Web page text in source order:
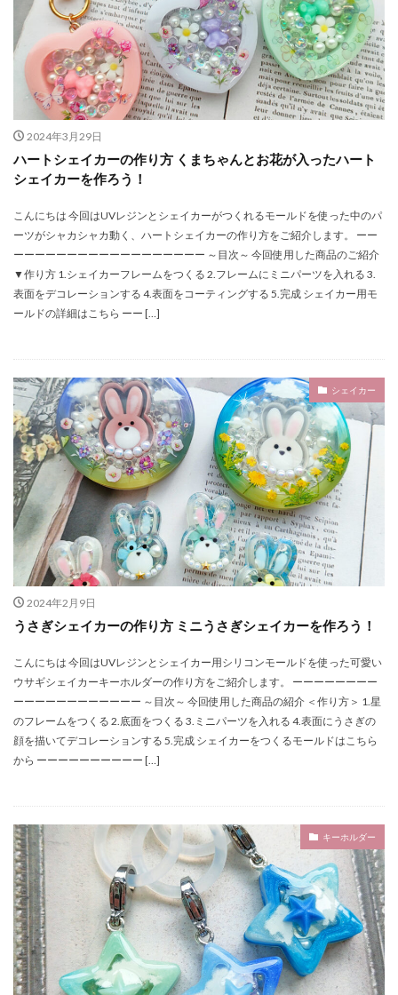
2024年3月29日
ハートシェイカーの作り方 くまちゃんとお花が入ったハート
シェイカーを作ろう！
こんにちは 今回はUVレジンとシェイカーがつくれるモールドを使った中のパ
ーツがシャカシャカ動く、ハートシェイカーの作り方をご紹介します。 ーー
ーーーーーーーーーーーーーーーーーー ～目次～ 今回使用した商品のご紹介
▼作り方 1.シェイカーフレームをつくる 2.フレームにミニパーツを入れる 3.
表面をデコレーションする 4.表面をコーティングする 5.完成 シェイカー用モ
ールドの詳細はこちら ーー […]
シェイカー
2024年2月9日
うさぎシェイカーの作り方 ミニうさぎシェイカーを作ろう！
こんにちは 今回はUVレジンとシェイカー用シリコンモールドを使った可愛い
ウサギシェイカーキーホルダーの作り方をご紹介します。 ーーーーーーーー
ーーーーーーーーーーーー ～目次～ 今回使用した商品の紹介 ＜作り方＞ 1.星
のフレームをつくる 2.底面をつくる 3.ミニパーツを入れる 4.表面にうさぎの
顔を描いてデコレーションする 5.完成 シェイカーをつくるモールドはこちら
から ーーーーーーーーーー […]
キーホルダー